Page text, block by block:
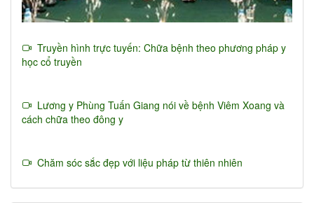
Truyền hình trực tuyến: Chữa bệnh theo phương pháp y
học cổ truyền
Lương y Phùng Tuấn Giang nói về bệnh Viêm Xoang và
cách chữa theo đông y
Chăm sóc sắc đẹp với liệu pháp từ thiên nhiên